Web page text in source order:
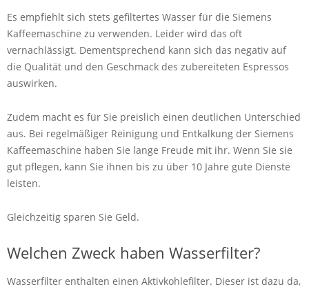
Es empfiehlt sich stets gefiltertes Wasser für die Siemens
Kaffeemaschine zu verwenden. Leider wird das oft
vernachlässigt. Dementsprechend kann sich das negativ auf
die Qualität und den Geschmack des zubereiteten Espressos
auswirken.
Zudem macht es für Sie preislich einen deutlichen Unterschied
aus. Bei regelmäßiger Reinigung und Entkalkung der Siemens
Kaffeemaschine haben Sie lange Freude mit ihr. Wenn Sie sie
gut pflegen, kann Sie ihnen bis zu über 10 Jahre gute Dienste
leisten.
Gleichzeitig sparen Sie Geld.
Welchen Zweck haben Wasserfilter?
Wasserfilter enthalten einen Aktivkohlefilter. Dieser ist dazu da,